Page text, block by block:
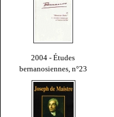
2004 - Études
bernanosiennes, n°23